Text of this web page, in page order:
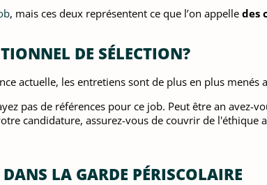
, mais ces deux représentent ce que l’on appelle des
DE SÉLECTION?
actuelle, les entretiens sont de plus en plus
pas de références pour ce job. Peut être an avez-
candidature, assurez-vous de couvrir de l'éthique
LA GARDE PÉRISCOLAIRE